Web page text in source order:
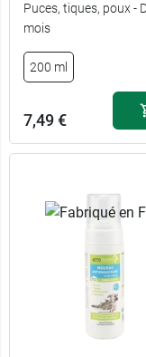
Puces, tiques, poux -
mois
200 ml
7,49 €